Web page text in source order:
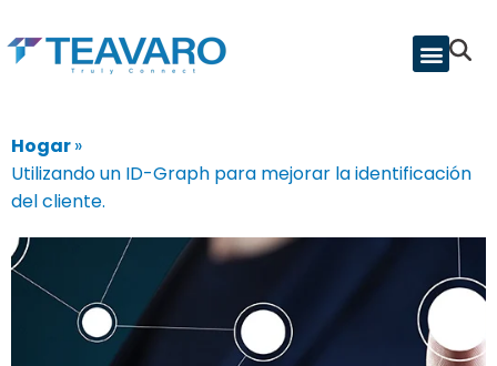
Hogar»
Utilizando un ID-Graph para mejorar la identificación
del cliente.